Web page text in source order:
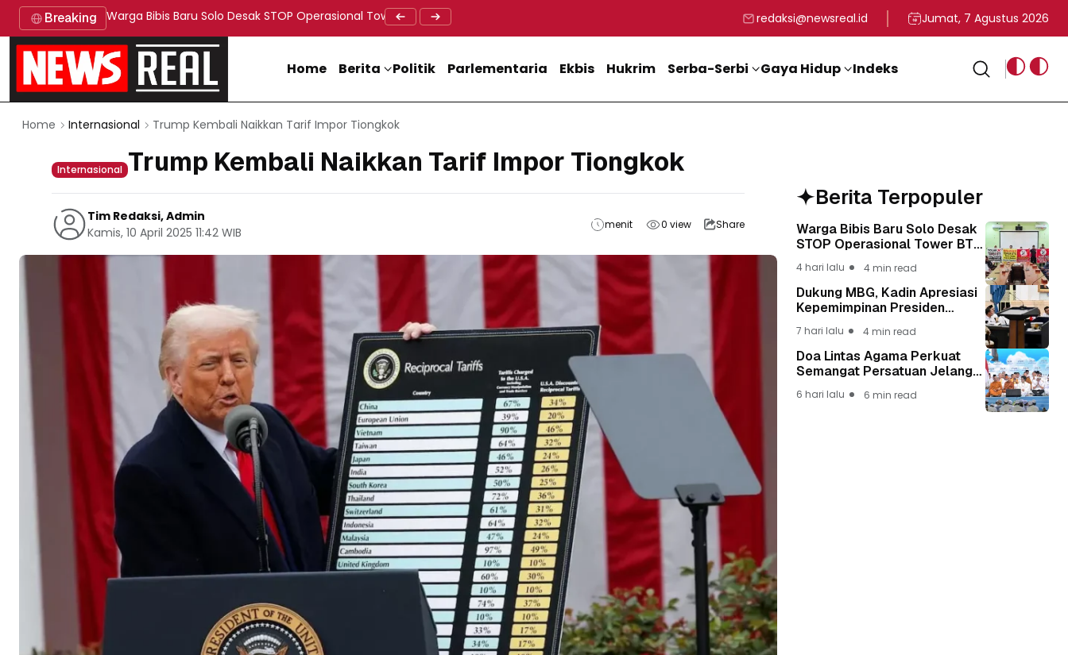
Breaking Warga Bibis Baru Solo Desak STOP Operasional Tower BTS, Diwa : Nyawa dan Keselamatan Warga Lebih Berharga
Doa Lintas Agama Perkuat Semangat Persatuan Jelang HUT ke-81 Kemerdekaan RIDukung MBG, Kadin Apresiasi Kepemimpinan Presiden Prabowo yang
Staf Khusus Menag RI
redaksi@newsreal.id Jumat, 7 Agustus 2026
Home Berita Politik Parlementaria Ekbis Hukrim Serba-Serbi Gaya Hidup Indeks
Home Internasional Trump Kembali Naikkan Tarif Impor Tiongkok
Internasional Trump Kembali Naikkan Tarif Impor Tiongkok
Tim Redaksi, Admin
Kamis, 10 April 2025 11:42 WIB
menit 0view Share
Berita Terpopuler
Warga Bibis Baru Solo Desak
STOP Operasional Tower BTS,
Keselamatan Warga Lebih
Berharga
4 hari lalu 4 min read
Dukung MBG, Kadin Apresiasi
Kepemimpinan Presiden
7 hari lalu 4 min read
Doa Lintas Agama Perkuat
Semangat Persatuan Jelang
6 hari lalu 6 min read